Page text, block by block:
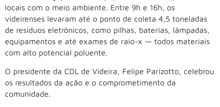
locais com o meio ambiente. Entre 9h e 16h, os
videirenses levaram até o ponto de coleta 4,5 toneladas
de resíduos eletrônicos, como pilhas, baterias, lâmpadas,
equipamentos e até exames de raio-x — todos materiais
com alto potencial poluente.
O presidente da CDL de Videira, Felipe Parizotto, celebrou
os resultados da ação e o comprometimento da
comunidade.